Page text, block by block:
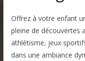
Offrez à votre enfant
pleine de découvertes
athlétisme, jeux
dans une ambiance